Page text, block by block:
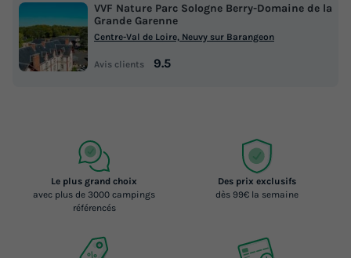
VVF Nature Parc Sologne Berry-Domaine de la
Grande Garenne
Centre-Val de Loire, Neuvy sur Barangeon
Avis clients 9.5
Le plus grand choix
avec plus de 3000 campings
référencés
Des prix exclusifs
dès 99€ la semaine